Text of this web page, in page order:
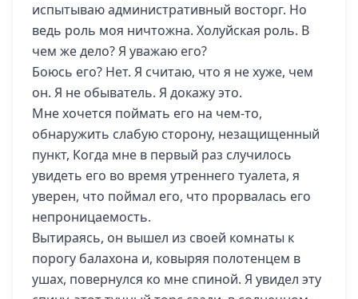
испытываю административный восторг. Но
ведь роль моя ничтожна. Холуйская роль. В
чем же дело? Я уважаю его?
Боюсь его? Hет. Я считаю, что я не хуже, чем
он. Я не обыватель. Я докажу это.
Мне хочется поймать его на чем-то,
обнаружить слабую сторону, незащищенный
пункт, Когда мне в первый раз случилось
увидеть его во время утреннего туалета, я
уверен, что поймал его, что прорвалась его
непроницаемость.
Вытираясь, он вышел из своей комнаты к
порогу балахона и, ковыряя полотенцем в
ушах, повернулся ко мне спиной. Я увидел эту